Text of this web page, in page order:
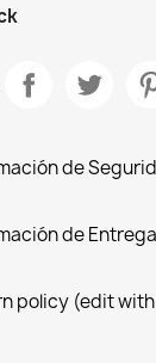
de
de Entrega
policy (edit